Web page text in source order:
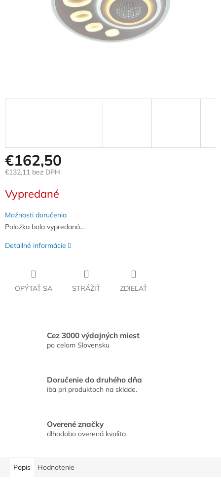
€162,50
€132,11 bez DPH
cena:
Vypredané
Možnosti doručenia
Položka bola vypredaná…
Detailné informácie
OPÝTAŤ SA STRÁŽIŤ ZDIEĽAŤ
Cez 3000 výdajných miest
po celom Slovensku
Doručenie do druhého dňa
iba pri produktoch na sklade.
Overené značky
dlhodobo overená kvalita
Popis Hodnotenie